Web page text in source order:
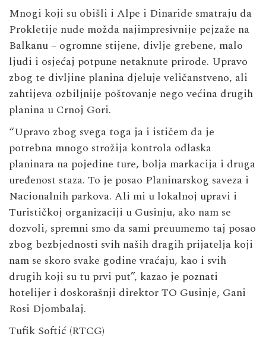
Mnogi koji su obišli i Alpe i Dinaride smatraju da
Prokletije nude možda najimpresivnije pejzaže na
Balkanu – ogromne stijene, divlje grebene, malo
ljudi i osjećaj potpune netaknute prirode. Upravo
zbog te divljine planina djeluje veličanstveno, ali
zahtijeva ozbiljnije poštovanje nego većina drugih
planina u Crnoj Gori.
“Upravo zbog svega toga ja i ističem da je
potrebna mnogo strožija kontrola odlaska
planinara na pojedine ture, bolja markacija i druga
uređenost staza. To je posao Planinarskog saveza i
Nacionalnih parkova. Ali mi u lokalnoj upravi i
Turističkoj organizaciji u Gusinju, ako nam se
dozvoli, spremni smo da sami preuumemo taj posao
zbog bezbjednosti svih naših dragih prijatelja koji
nam se skoro svake godine vraćaju, kao i svih
drugih koji su tu prvi put”, kazao je poznati
hotelijer i doskorašnji direktor TO Gusinje, Gani
Rosi Djombalaj.
Tufik Softić (RTCG)